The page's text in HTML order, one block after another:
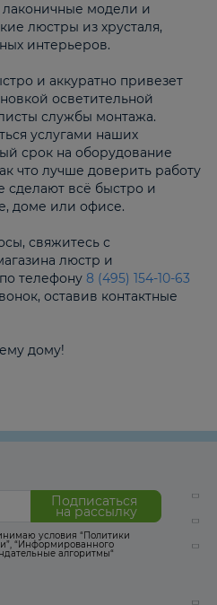
модели и
люстры из хрусталя,
интерьеров.
и аккуратно привезет
осветительной
службы монтажа.
услугами наших
срок на оборудование
что лучше доверить работу
сделают всё быстро и
доме или офисе.
свяжитесь с
люстр и
телефону 8 (495) 154-10-63
оставив контактные
дому!
Подписаться
на рассылку
условия “Политики
, “Информированного
алгоритмы“